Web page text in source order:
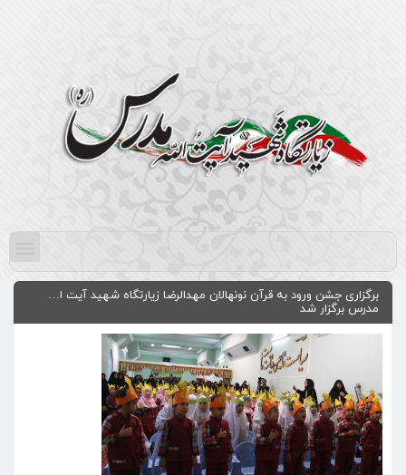
برگزاری جشن ورود به قرآن نونهالان مهدالرضا زیارتگاه شهید آیت ا…
مدرس برگزار شد